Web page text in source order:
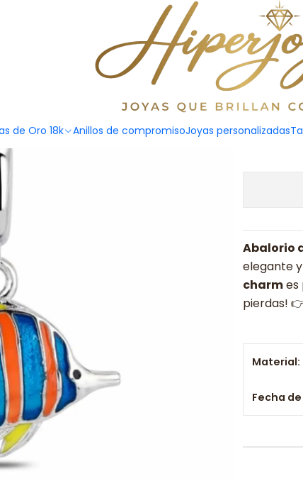
de Oro 18k Anillos de compromisoJoyas personalizadas
Cantidad
Abalorio
elegante
charmes
pierdas!
Material:
Fecha